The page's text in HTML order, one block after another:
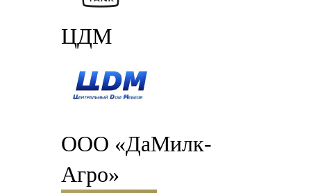
ЦДМ
ООО «ДаМилк-
Агро»